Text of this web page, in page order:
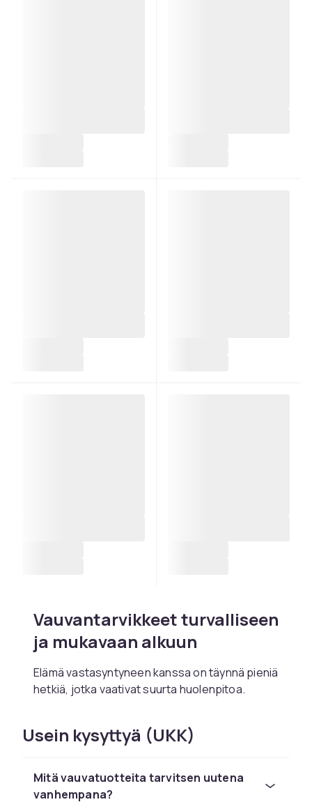
Vauvantarvikkeet turvalliseen
ja mukavaan alkuun
Elämä vastasyntyneen kanssa on täynnä pieniä
hetkiä, jotka vaativat suurta huolenpitoa.
rauhoittavista tuteista älykkäisiin ratkaisuihin
Vauvatarvikkeita, jotka luovat mielenrauhaa
sekä vauvalle että vanhemmalle.
Usein kysyttyä (UKK)
Mitä vauvatuotteita tarvitsen uutena
vanhempana?